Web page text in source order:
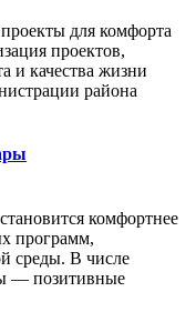
для комфорта
проектов,
и качества жизни
района
комфортнее
программ,
среды. В числе
— позитивные